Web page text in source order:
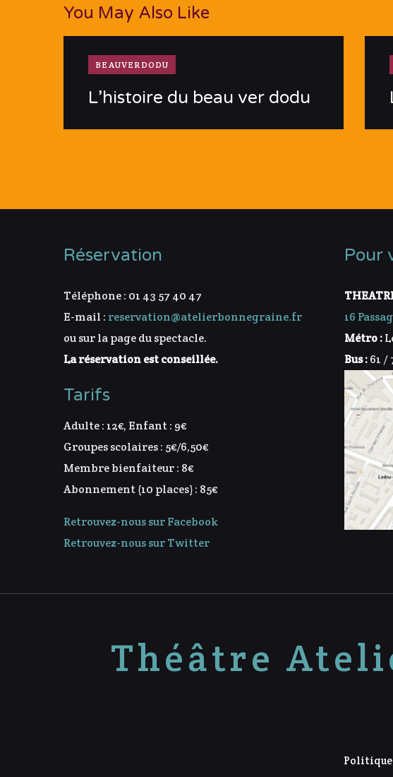
You May Also Like
BEAUVERDODU
L’histoire du beau ver dodu
Réservation
Téléphone : 01 43 57 40 47
E-mail : reservation@atelierbonnegraine.fr
ou sur la page du spectacle.
La réservation est conseillée.
Tarifs
Adulte : 12€, Enfant : 9€
Groupes scolaires : 5€/6,50€
Membre bienfaiteur : 8€
Abonnement (10 places) : 85€
Retrouvez-nous sur Facebook
Retrouvez-nous sur Twitter
Pour
16
Métro :
Bus :61 /
Théâtre